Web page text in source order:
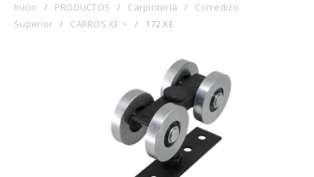
Inicio / PRODUCTOS / Carpintería /
Corredizo
Superior / CARROS XE > / 172 XE